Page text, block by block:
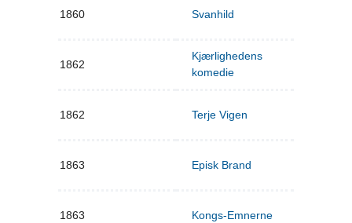
1860 Svanhild
1862
Kjærlighedens
komedie
1862 Terje Vigen
1863 Episk Brand
1863 Kongs-Emnerne